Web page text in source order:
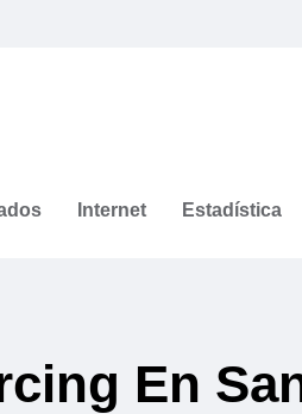
Internet Estadística
En